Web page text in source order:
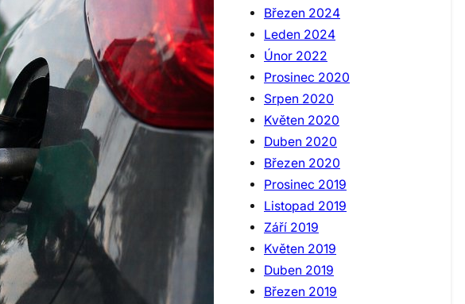
Březen 2024
Leden 2024
Únor 2022
Prosinec 2020
Srpen 2020
Květen 2020
Duben 2020
Březen 2020
Prosinec 2019
Listopad 2019
Září 2019
Květen 2019
Duben 2019
Březen 2019